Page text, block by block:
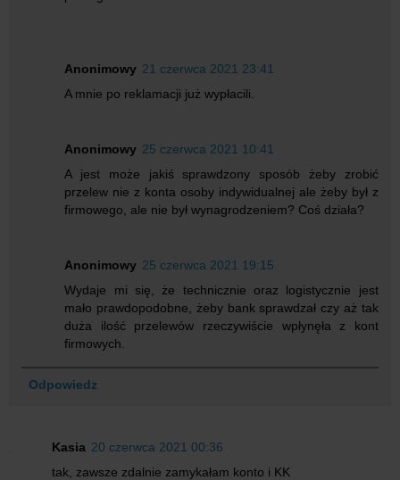
Anonimowy 21 czerwca 2021 23:41
A mnie po reklamacji już wypłacili.
Anonimowy 25 czerwca 2021 10:41
A jest może jakiś sprawdzony sposób żeby zrobić
przelew nie z konta osoby indywidualnej ale żeby był z
firmowego, ale nie był wynagrodzeniem? Coś działa?
Anonimowy 25 czerwca 2021 19:15
Wydaje mi się, że technicznie oraz logistycznie jest
mało prawdopodobne, żeby bank sprawdzał czy aż tak
duża ilość przelewów rzeczywiście wpłynęła z kont
firmowych.
Odpowiedz
Kasia 20 czerwca 2021 00:36
tak, zawsze zdalnie zamykałam konto i KK